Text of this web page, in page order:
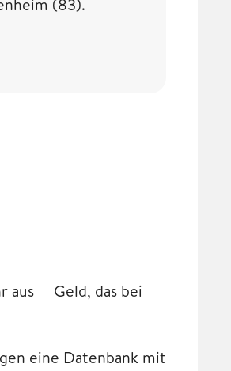
(83).
aus — Geld, das bei
eine Datenbank mit